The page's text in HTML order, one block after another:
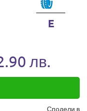
E
лв.
Сподели в